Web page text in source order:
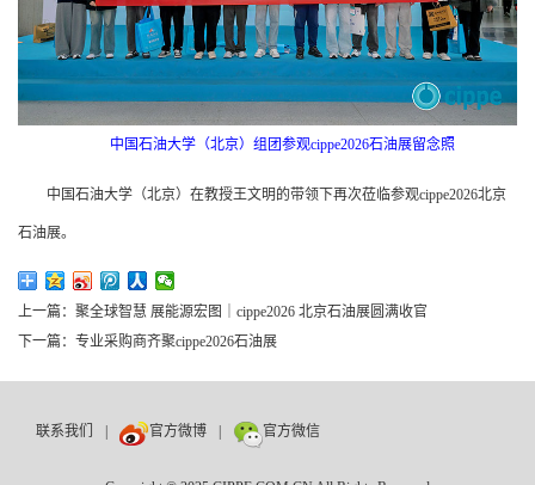
中国石油大学（北京）组团参观cippe2026石油展留念照
中国石油大学（北京）在教授王文明的带领下再次莅临参观cippe2026北京
石油展。
上一篇： 聚全球智慧 展能源宏图｜cippe2026 北京石油展圆满收官
下一篇： 专业采购商齐聚cippe2026石油展
联系我们 官方微博 官方微信